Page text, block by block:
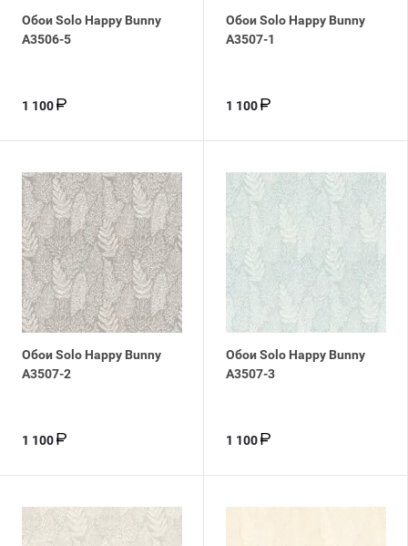
Обои Solo Happy Bunny
A3506-5
1 100
Обои Solo Happy Bunny
A3507-1
1 100
Обои Solo Happy Bunny
A3507-2
1 100
Обои Solo Happy Bunny
A3507-3
1 100